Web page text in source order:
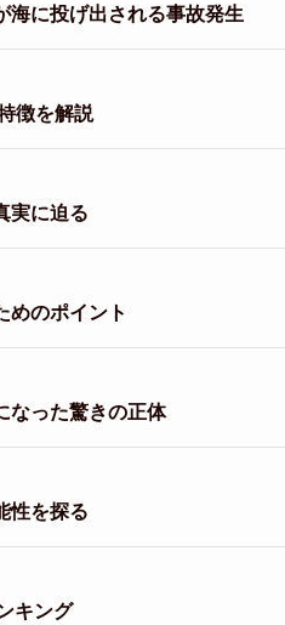
海に投げ出される事故発生
徴を解説
実に迫る
めのポイント
なった驚きの正体
性を探る
キング